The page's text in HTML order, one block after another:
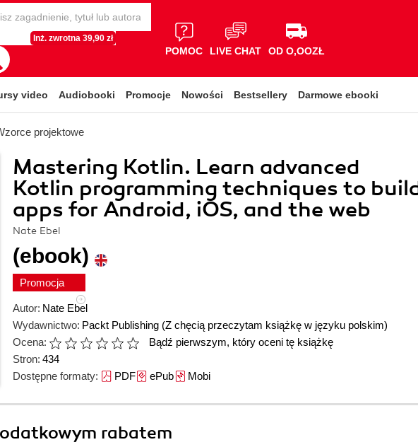
Inż. zwrotna 39,90 zł
POMOC LIVE CHAT OD O,OOZŁ
video Audiobooki Promocje Nowości Bestsellery Darmowe ebooki
projektowe
Mastering Kotlin. Learn advanced
Kotlin programming techniques to
apps for Android, iOS, and the web
Nate Ebel
(ebook)
Promocja
Autor: Nate Ebel
Wydawnictwo: Packt Publishing (Z chęcią przeczytam książkę w języku polskim)
Ocena:
Bądź pierwszym, który oceni tę książkę
Stron: 434
Dostępne formaty: PDFePubMobi
rabatem